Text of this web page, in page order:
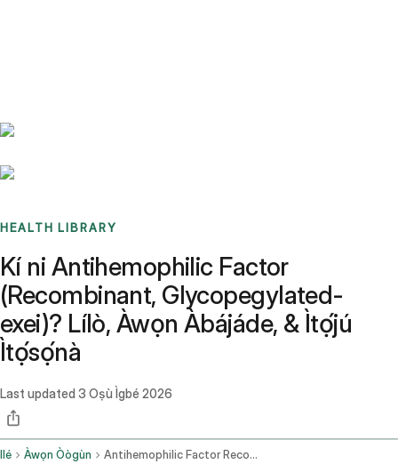
HEALTH LIBRARY
Kí ni Antihemophilic Factor
(Recombinant, Glycopegylated-
exei)? Lílò, Àwọn Àbájáde, & Ìtọ́jú
Ìtọ́sọ́nà
Last updated 3 Oṣù Ìgbé 2026
Ilé Àwọn Òògùn Antihemophilic Factor Recombinant Glycopegylated Exei Intravenous Route